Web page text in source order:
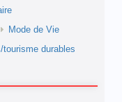
Mode de Vie
tourisme durables